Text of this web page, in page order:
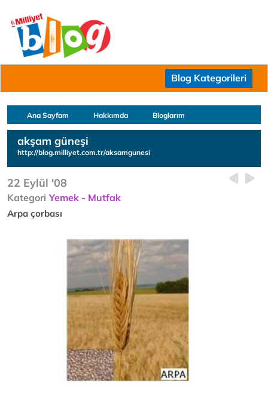
Blog Kategorileri
Ana Sayfam Hakkımda Bloglarım
akşam güneşi
http://blog.milliyet.com.tr/aksamgunesi
22 Eylül '08
Kategori Yemek - Mutfak
Arpa çorbası